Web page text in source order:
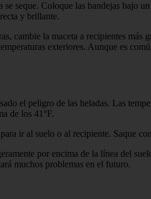
se seque. Coloque las bandejas bajo
y brillante.
cambie la maceta a recipientes
exteriores. Aunque es
el peligro de las heladas. Las
de los 41°F.
ir al suelo o al recipiente. Saque
por encima de la línea del
muchos problemas en el futuro.